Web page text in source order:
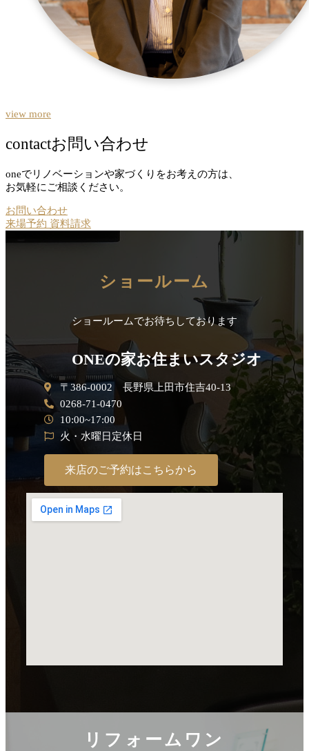
view more
contactお問い合わせ
oneでリノベーションや家づくりをお考えの方は、
お気軽にご相談ください。
お問い合わせ
来場予約 資料請求
ショールーム
ショールームでお待ちしております
ONEの家お住まいスタジオ
〒386-0002 長野県上田市住吉40-13
0268-71-0470
10:00~17:00
火・水曜日定休日
来店のご予約はこちらから
リフォームワン